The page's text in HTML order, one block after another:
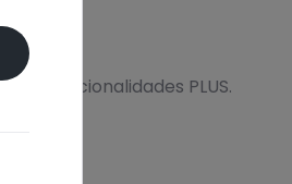
funcionalidades PLUS.